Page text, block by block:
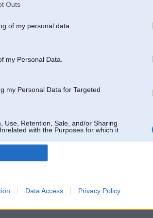
Outs
of my personal data.
my Personal Data.
my Personal Data for Targeted
Use, Retention, Sale, and/or Sharing
with the Purposes for which it
Data Access Privacy Policy